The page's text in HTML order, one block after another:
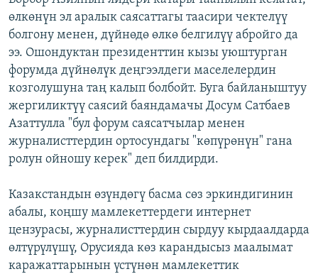
өлкөнүн эл аралык саясаттагы таасири чектелүү
болгону менен, дүйнөдө өлкө белгилүү абройго да
ээ. Ошондуктан президенттин кызы уюштурган
форумда дүйнөлүк деңгээлдеги маселелердин
козголушуна таң калып болбойт. Буга байланыштуу
жергиликтүү саясий баяндамачы Досум Сатбаев
Азаттулла "бул форум саясатчылар менен
журналисттердин ортосундагы "көпүрөнүн" гана
ролун ойношу керек" деп билдирди.
Казакстандын өзүндөгү басма сөз эркиндигинин
абалы, коңшу мамлекеттердеги интернет
цензурасы, журналисттердин сырдуу кырдаалдарда
өлтүрүлүшү, Орусияда көз карандысыз маалымат
каражаттарынын үстүнөн мамлекеттик